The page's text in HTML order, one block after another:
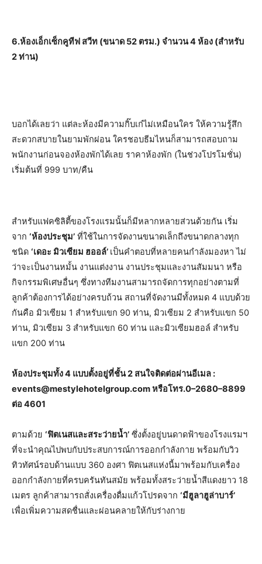
6.ห้องเอ็กเซ็กคูทีฟ สวีท (ขนาด 52 ตรม.) จำนวน 4 ห้อง (สำหรับ
2 ท่าน)
บอกได้เลยว่า แต่ละห้องมีความกิ๊บเก๋ไม่เหมือนใคร ให้ความรู้สึก
สะดวกสบายในยามพักผ่อน ใครชอบธีมไหนก็สามารถสอบถาม
พนักงานก่อนจองห้องพักได้เลย ราคาห้องพัก (ในช่วงโปรโมชั่น)
เริ่มต้นที่ 999 บาท/คืน
สำหรับแฟคซิลิตี้ของโรงแรมนั้นก็มีหลากหลายส่วนด้วยกัน เริ่ม
จาก ‘ห้องประชุม’ ที่ใช้ในการจัดงานขนาดเล็กถึงขนาดกลางทุก
ชนิด ‘เดอะ มิวเซียม ฮออล์’ เป็นคำตอบที่หลายคนกำลังมองหา ไม่
ว่าจะเป็นงานหมั้น งานแต่งงาน งานประชุมและงานสัมมนา หรือ
กิจกรรมพิเศษอื่นๆ ซึ่งทางทีมงานสามารถจัดการทุกอย่างตามที่
ลูกค้าต้องการได้อย่างครบถ้วน สถานที่จัดงานมีทั้งหมด 4 แบบด้วย
กันคือ มิวเซียม 1 สำหรับแขก 90 ท่าน, มิวเซียม 2 สำหรับแขก 50
ท่าน, มิวเซียม 3 สำหรับแขก 60 ท่าน และมิวเซียมฮอล์ สำหรับ
แขก 200 ท่าน
ห้องประชุมทั้ง4 แบบตั้งอยู่ที่ชั้น2 สนใจติดต่อผ่านอีเมล :
events@mestylehotelgroup.comหรือโทร.0–2680–8899
ต่อ 4601
ตามด้วย ‘ฟิตเนสและสระว่ายน้ำ’ ซึ่งตั้งอยู่บนดาดฟ้าของโรงแรมฯ
ที่จะนำคุณไปพบกับประสบการณ์การออกกำลังกาย พร้อมกับวิว
ทิวทัศน์รอบด้านแบบ 360 องศา ฟิตเนสแห่งนี้มาพร้อมกับเครื่อง
ออกกำลังกายที่ครบครันทันสมัย พร้อมทั้งสระว่ายน้ำสีแดงยาว 18
เมตร ลูกค้าสามารถสั่งเครื่องดื่มแก้วโปรดจาก ‘มีฮูลาฮูล่าบาร์’
เพื่อเพิ่มความสดชื่นและผ่อนคลายให้กับร่างกาย